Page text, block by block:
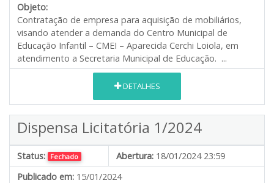
Objeto:
Contratação de empresa para aquisição de mobiliários,
visando atender a demanda do Centro Municipal de
Educação Infantil – CMEI – Aparecida Cerchi Loiola, em
atendimento a Secretaria Municipal de Educação. ...
DETALHES
Dispensa Licitatória 1/2024
Status: Fechado Abertura: 18/01/2024 23:59
Publicado em: 15/01/2024